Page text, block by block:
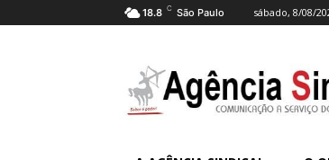
18.8 C São Paulo sábado, 8/08/